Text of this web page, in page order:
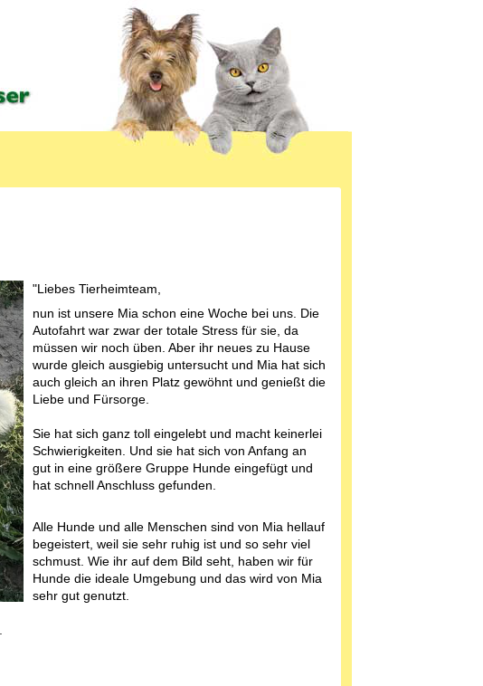
"Liebes Tierheimteam,
nun ist unsere Mia schon eine Woche bei uns. Die
Autofahrt war zwar der totale Stress für sie, da
müssen wir noch üben. Aber ihr neues zu Hause
wurde gleich ausgiebig untersucht und Mia hat sich
auch gleich an ihren Platz gewöhnt und genießt die
Liebe und Fürsorge.
Sie hat sich ganz toll eingelebt und macht keinerlei
Schwierigkeiten. Und sie hat sich von Anfang an
gut in eine größere Gruppe Hunde eingefügt und
hat schnell Anschluss gefunden.
Alle Hunde und alle Menschen sind von Mia hellauf
begeistert, weil sie sehr ruhig ist und so sehr viel
schmust. Wie ihr auf dem Bild seht, haben wir für
Hunde die ideale Umgebung und das wird von Mia
sehr gut genutzt.